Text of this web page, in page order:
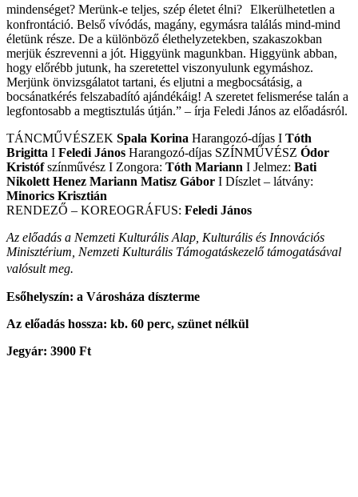
mindenséget? Merünk-e teljes, szép életet élni? Elkerülhetetlen a
konfrontáció. Belső vívódás, magány, egymásra találás mind-mind
életünk része. De a különböző élethelyzetekben, szakaszokban
merjük észrevenni a jót. Higgyünk magunkban. Higgyünk abban,
hogy előrébb jutunk, ha szeretettel viszonyulunk egymáshoz.
Merjünk önvizsgálatot tartani, és eljutni a megbocsátásig, a
bocsánatkérés felszabadító ajándékáig! A szeretet felismerése talán a
legfontosabb a megtisztulás útján.” – írja Feledi János az előadásról.
TÁNCMŰVÉSZEK Spala Korina Harangozó-díjas I Tóth
Brigitta I Feledi János Harangozó-díjas SZÍNMŰVÉSZ Ódor
Kristófszínművész I Zongora: Tóth Mariann I Jelmez: Bati
Nikolett Henez Mariann Matisz Gábor I Díszlet – látvány:
Minorics Krisztián
RENDEZŐ – KOREOGRÁFUS: Feledi János
Az előadás a Nemzeti Kulturális Alap, Kulturális és Innovációs
Minisztérium, Nemzeti Kulturális Támogatáskezelő támogatásával
valósult meg.
Esőhelyszín: a Városháza díszterme
Az előadás hossza: kb. 60 perc, szünet nélkül
Jegyár: 3900 Ft